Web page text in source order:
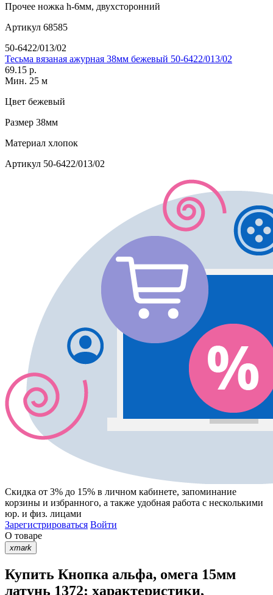
Прочее ножка h-6мм, двухсторонний
Артикул 68585
50-6422/013/02
Тесьма вязаная ажурная 38мм бежевый 50-6422/013/02
69.15 р.
Мин. 25 м
Цвет бежевый
Размер 38мм
Материал хлопок
Артикул 50-6422/013/02
Скидка от 3% до 15% в личном кабинете, запоминание
корзины и избранного, а также удобная работа с несколькими
юр. и физ. лицами
Зарегистрироваться Войти
О товаре
xmark
Купить Кнопка альфа, омега 15мм
латунь 1372: характеристики,